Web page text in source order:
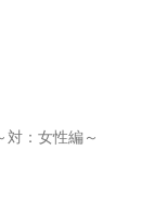
対：女性編～